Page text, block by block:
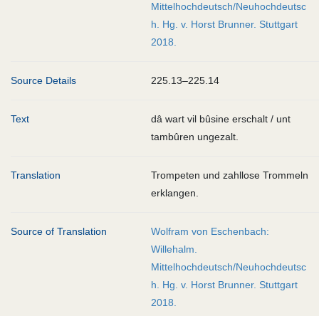
Mittelhochdeutsch/Neuhochdeutsc
h. Hg. v. Horst Brunner. Stuttgart
2018.
Source Details 225.13–225.14
Text
dâ wart vil bûsine erschalt / unt
tambûren ungezalt.
Translation
Trompeten und zahllose Trommeln
erklangen.
Source of Translation
Wolfram von Eschenbach:
Willehalm.
Mittelhochdeutsch/Neuhochdeutsc
h. Hg. v. Horst Brunner. Stuttgart
2018.